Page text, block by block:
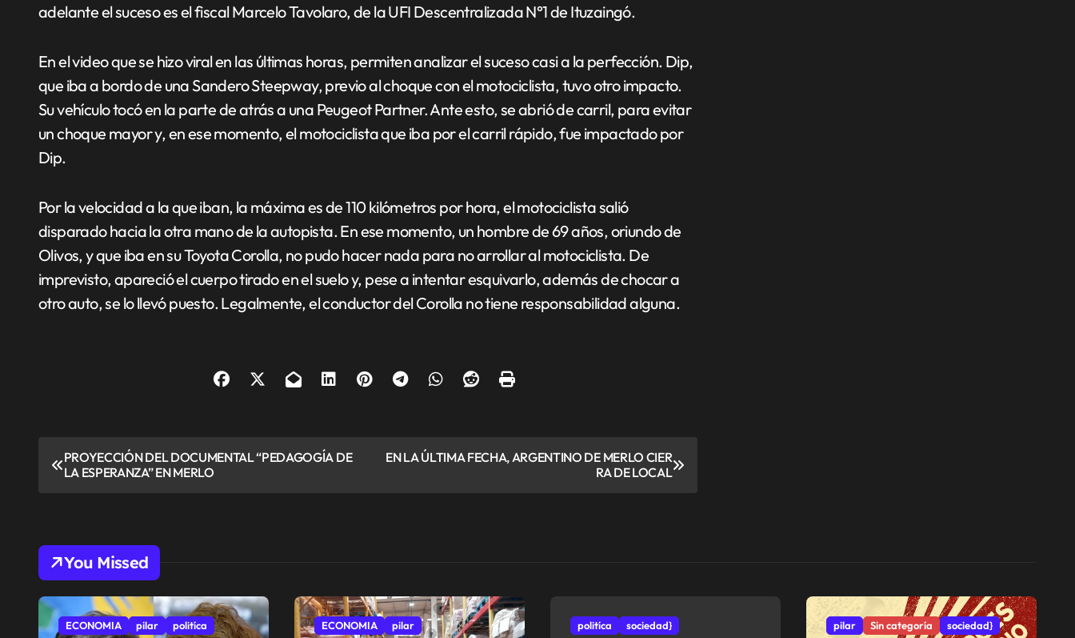
adelante el suceso es el fiscal Marcelo Tavolaro, de la UFI Descentralizada N°1 de Ituzaingó.
En el video que se hizo viral en las últimas horas, permiten analizar el suceso casi a la perfección. Dip,
que iba a bordo de una Sandero Steepway, previo al choque con el motociclista, tuvo otro impacto.
Su vehículo tocó en la parte de atrás a una Peugeot Partner. Ante esto, se abrió de carril, para evitar
un choque mayor y, en ese momento, el motociclista que iba por el carril rápido, fue impactado por
Dip.
Por la velocidad a la que iban, la máxima es de 110 kilómetros por hora, el motociclista salió
disparado hacia la otra mano de la autopista. En ese momento, un hombre de 69 años, oriundo de
Olivos, y que iba en su Toyota Corolla, no pudo hacer nada para no arrollar al motociclista. De
imprevisto, apareció el cuerpo tirado en el suelo y, pese a intentar esquivarlo, además de chocar a
otro auto, se lo llevó puesto. Legalmente, el conductor del Corolla no tiene responsabilidad alguna.
N
e
g
a
PROYECCIÓN DEL DOCUMENTAL “PEDAGOGÍA DE
LA ESPERANZA” EN MERLO
EN LA ÚLTIMA FECHA, ARGENTINO DE MERLO CIER
RA DE LOCAL
You Missed
ECONOMIA pilar politíca ECONOMIA pilar politíca sociedad} pilar Sin categoría sociedad}